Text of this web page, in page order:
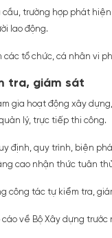
cầu, trường hợp phát
lao động.
các tổ chức, cá nhân vi
tra, giám sát
gia hoạt động xây
lý, trực tiếp thi công.
định, quy trình, biện
cao nhận thức tuân
công tác tự kiểm tra,
về Bộ Xây dựng trước